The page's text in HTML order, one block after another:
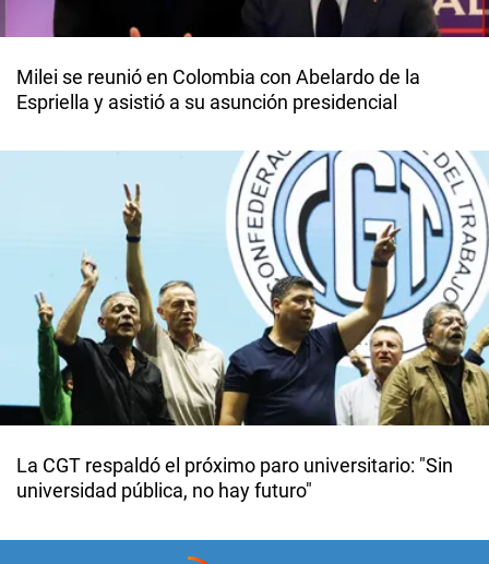
Milei se reunió en Colombia con Abelardo de la
Espriella y asistió a su asunción presidencial
La CGT respaldó el próximo paro universitario: "Sin
universidad pública, no hay futuro"